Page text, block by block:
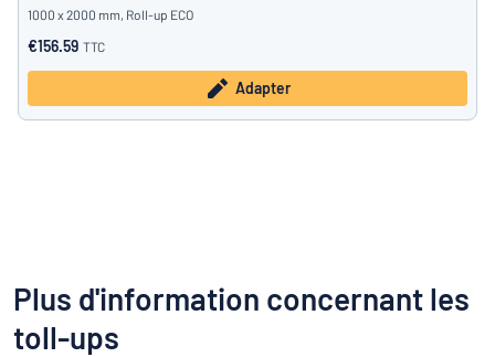
1000 x 2000 mm, Roll-up ECO
€156.59 TTC
Adapter
Plus d'information concernant les
toll-ups